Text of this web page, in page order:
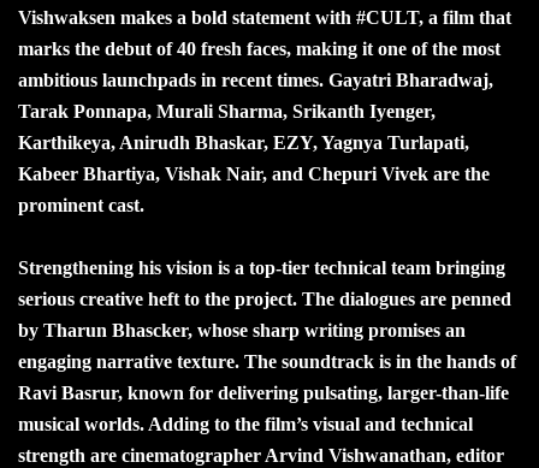
Vishwaksen makes a bold statement with #CULT, a film that
marks the debut of 40 fresh faces, making it one of the most
ambitious launchpads in recent times. Gayatri Bharadwaj,
Tarak Ponnapa, Murali Sharma, Srikanth Iyenger,
Karthikeya, Anirudh Bhaskar, EZY, Yagnya Turlapati,
Kabeer Bhartiya, Vishak Nair, and Chepuri Vivek are the
prominent cast.
Strengthening his vision is a top-tier technical team bringing
serious creative heft to the project. The dialogues are penned
by Tharun Bhascker, whose sharp writing promises an
engaging narrative texture. The soundtrack is in the hands of
Ravi Basrur, known for delivering pulsating, larger-than-life
musical worlds. Adding to the film’s visual and technical
strength are cinematographer Arvind Vishwanathan, editor